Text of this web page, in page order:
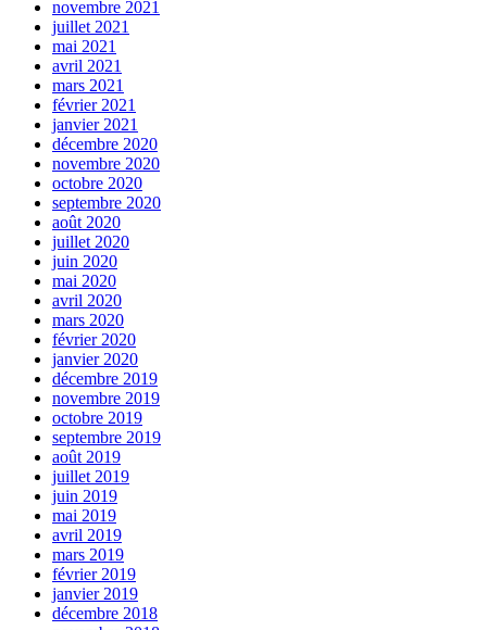
novembre 2021
juillet 2021
mai 2021
avril 2021
mars 2021
février 2021
janvier 2021
décembre 2020
novembre 2020
octobre 2020
septembre 2020
août 2020
juillet 2020
juin 2020
mai 2020
avril 2020
mars 2020
février 2020
janvier 2020
décembre 2019
novembre 2019
octobre 2019
septembre 2019
août 2019
juillet 2019
juin 2019
mai 2019
avril 2019
mars 2019
février 2019
janvier 2019
décembre 2018